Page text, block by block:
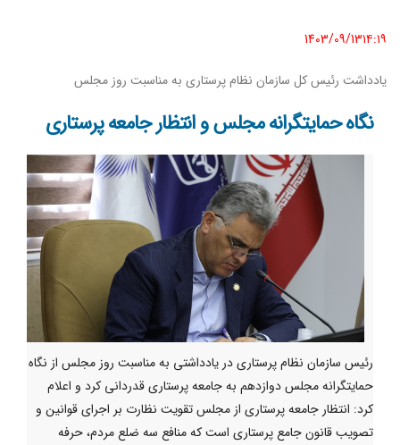
1403/09/13١٤:١٩
یادداشت رئیس کل سازمان نظام پرستاری به مناسبت روز مجلس
نگاه حمایتگرانه مجلس و انتظار جامعه پرستاری
رئیس سازمان نظام پرستاری در یادداشتی به مناسبت روز مجلس از نگاه
حمایتگرانه مجلس دوازدهم به جامعه پرستاری قدردانی کرد و اعلام
کرد: انتظار جامعه پرستاری از مجلس تقویت نظارت بر اجرای قوانین و
تصویب قانون جامع پرستاری است که منافع سه ضلع مردم، حرفه